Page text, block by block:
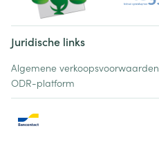
Juridische links
Algemene verkoopsvoorwaarden
ODR-platform